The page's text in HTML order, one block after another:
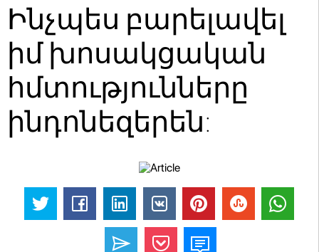
Ինչպես բարելավել
իմ խոսակցական
հմտությունները
ինդոնեզերեն: